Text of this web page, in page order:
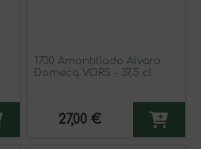
1730 Amontillado Álvaro
Domecq VORS - 37,5 cl
27,00 €